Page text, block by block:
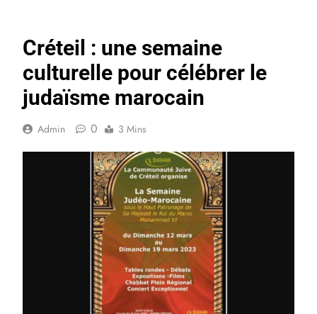
Créteil : une semaine
culturelle pour célébrer le
judaïsme marocain
Admin 0 3 Mins